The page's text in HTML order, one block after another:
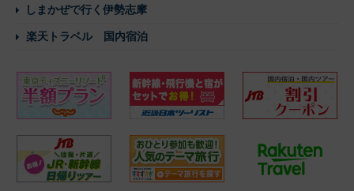
しまかぜで行く伊勢志摩
楽天トラベル 国内宿泊